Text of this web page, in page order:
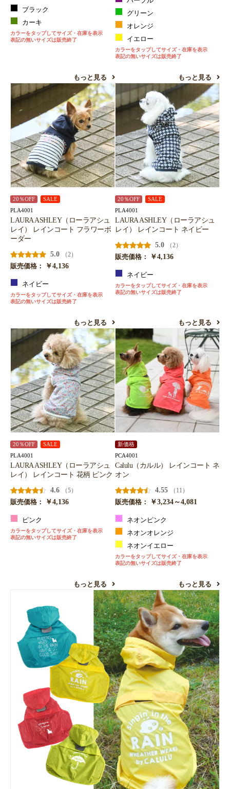
ブラック
カーキ
カラーをタップしてサイズ・在庫を表示
表記の無いサイズは販売終了
もっと見る
グリーン
オレンジ
イエロー
カラーをタップしてサイズ・在庫を表示
表記の無いサイズは販売終了
もっと見る
20％OFF SALE
PLA4001
LAURA ASHLEY（ローラアシュ
レイ） レインコート フラワーボ
ーダー
5.0
（2）
販売価格：
￥4,136
ネイビー
カラーをタップしてサイズ・在庫を表示
表記の無いサイズは販売終了
もっと見る
20％OFF SALE
PLA4001
LAURA ASHLEY（ローラアシュ
レイ） レインコート ネイビー
5.0
（2）
販売価格：
￥4,136
ネイビー
カラーをタップしてサイズ・在庫を表示
表記の無いサイズは販売終了
もっと見る
20％OFF SALE
PLA4001
LAURA ASHLEY（ローラアシュ
レイ） レインコート 花柄 ピンク
4.6
（5）
販売価格：
￥4,136
ピンク
カラーをタップしてサイズ・在庫を表示
表記の無いサイズは販売終了
もっと見る
新価格
PCA4001
Calulu（カルル） レインコート ネ
オン
4.55
（11）
販売価格：
￥3,234～4,081
ネオンピンク
ネオンオレンジ
ネオンイエロー
カラーをタップしてサイズ・在庫を表示
表記の無いサイズは販売終了
もっと見る